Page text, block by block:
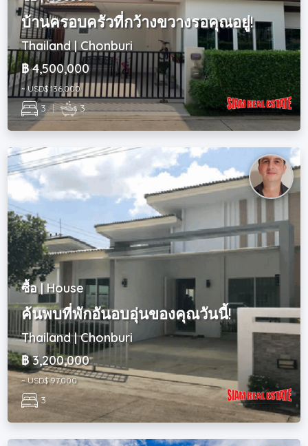
บ้านครอบครัวที่กว้างขวางรอคุณอยู่!
Thailand | Chonburi
฿ 4,500,000
~ USD$ 136,000
3 | 3
ซื้อ | House
ค้นพบที่พักอันอบอุ่นของคุณวันนี้!
Thailand | Chonburi
฿ 3,200,000
~ USD$ 97,000
3